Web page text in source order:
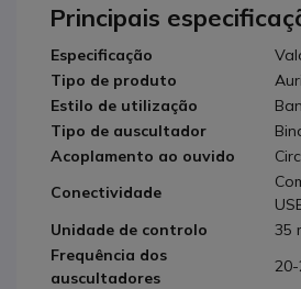
Principais
Especificação
Tipo de produto
Estilo de utilização
Tipo de auscultador
Acoplamento ao ouvido
Conectividade
Unidade de controlo
35
Frequência dos
auscultadores
20-